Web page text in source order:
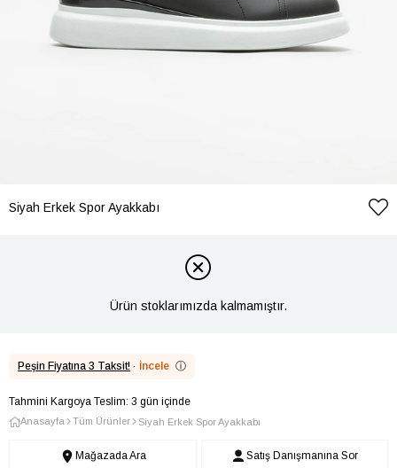
Siyah Erkek Spor Ayakkabı
Ürün stoklarımızda kalmamıştır.
Peşin Fiyatına 3 Taksit! · İncele ⓘ
Tahmini Kargoya Teslim: 3 gün içinde
Anasayfa Tüm Ürünler Siyah Erkek Spor Ayakkabı
Mağazada Ara Satış Danışmanına Sor